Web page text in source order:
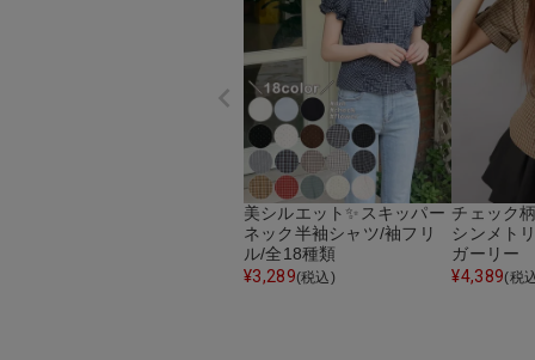
美シルエット✨スキッパー
ネック半袖シャツ/袖フリ
ル/全18種類
¥3,289(税込)
チェック
シンメト
ガーリー
¥4,389(税